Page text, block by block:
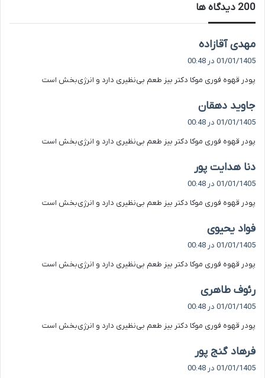
‫200 دیدگاه ها
مهدی آقازاده
ف
:
01/01/1405 در 00:48
پودر قهوه فوری موکا دکتر بیز طعم بی‌نظیری دارد و انرژی‌بخش است
جاوید دهقان
ف
:
01/01/1405 در 00:48
پودر قهوه فوری موکا دکتر بیز طعم بی‌نظیری دارد و انرژی‌بخش است
دنا هدایت پور
ف
:
01/01/1405 در 00:48
پودر قهوه فوری موکا دکتر بیز طعم بی‌نظیری دارد و انرژی‌بخش است
فواد یحیوی
ف
:
01/01/1405 در 00:48
پودر قهوه فوری موکا دکتر بیز طعم بی‌نظیری دارد و انرژی‌بخش است
رئوف طاهری
ف
:
01/01/1405 در 00:48
پودر قهوه فوری موکا دکتر بیز طعم بی‌نظیری دارد و انرژی‌بخش است
فرهاد گنج پور
ف
01/01/1405 در 00:48